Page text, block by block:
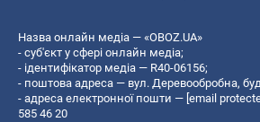
Назва онлайн медіа — «OBOZ.UA»
- суб'єкт у сфері онлайн медіа;
- ідентифікатор медіа — R40-06156;
- поштова адреса — вул. Деревообробна,
- адреса електронної пошти — [email
585 46 20